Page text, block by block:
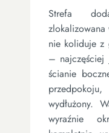
Strefa
nie koliduje z
– najczęściej
ścianie
wydłużony.
wyraźnie